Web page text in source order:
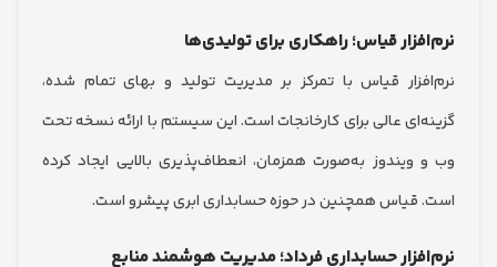
قیاس؛ راهکاری برای تولیدی‌ها
قیاس با تمرکز بر مدیریت تولید و بهای تمام شده،
عالی برای کارخانجات است. این سیستم با ارائه نسخه تحت
به‌صورت همزمان، انعطاف‌پذیری بالایی ایجاد کرده
همچنین در حوزه حسابداری ابری پیشرو است.
حسابداری فرداد؛ مدیریت هوشمند منابع